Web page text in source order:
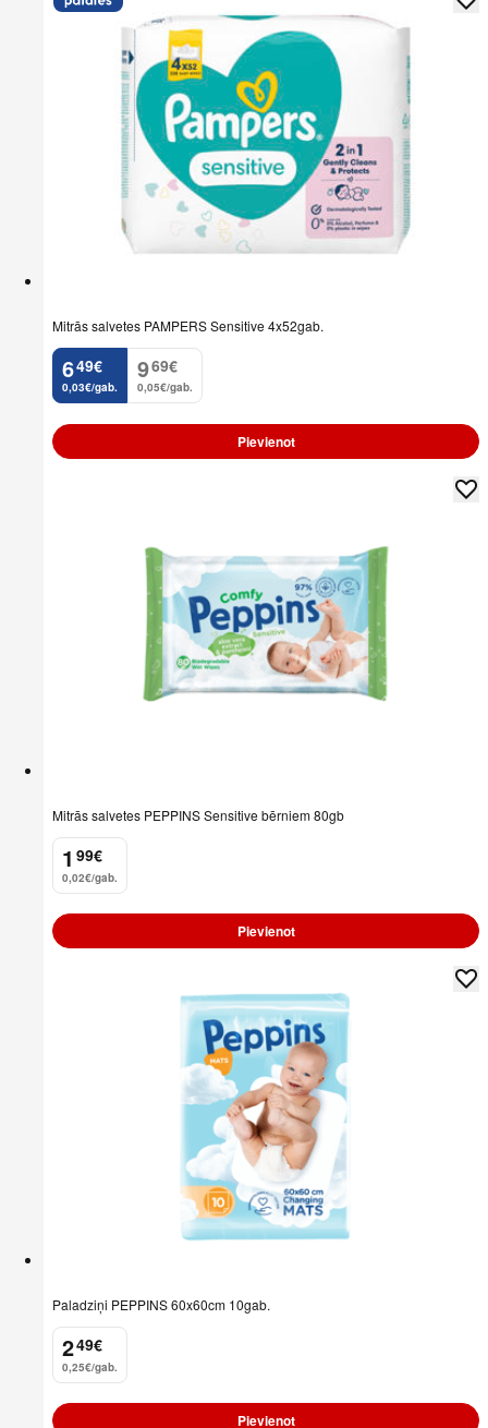
Mitrās salvetes PAMPERS Sensitive 4x52gab.
6
. 49€
0,03€/gab.
9
. 69€
0,05€/gab.
Pievienot
Mitrās salvetes PEPPINS Sensitive bērniem 80gb
1
. 99€
0,02€/gab.
Pievienot
Paladziņi PEPPINS 60x60cm 10gab.
2
. 49€
0,25€/gab.
Pievienot